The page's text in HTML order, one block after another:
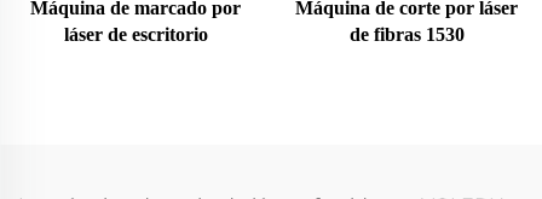
Máquina de marcado por
láser de escritorio
Máquina de corte por láser
de fibras 1530